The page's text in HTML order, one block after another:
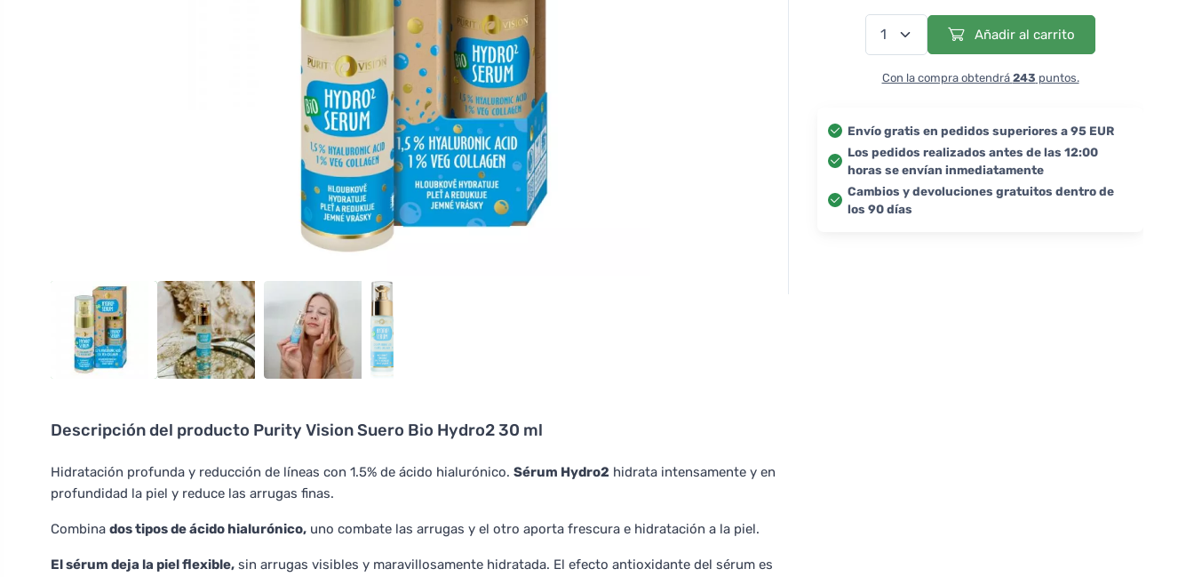
Descripción del producto Purity Vision Suero Bio Hydro2 30 ml
Hidratación profunda y reducción de líneas con 1.5% de ácido hialurónico. Sérum Hydro2 hidrata intensamente y en
profundidad la piel y reduce las arrugas finas.
Combina dos tipos de ácido hialurónico, uno combate las arrugas y el otro aporta frescura e hidratación a la piel.
El sérum deja la piel flexible, sin arrugas visibles y maravillosamente hidratada. El efecto antioxidante del sérum es
Añadir al carrito
Con la compra obtendrá 243 puntos.
Envío gratis en pedidos superiores a 95 EUR
Los pedidos realizados antes de las 12:00
horas se envían inmediatamente
Cambios y devoluciones gratuitos dentro de
los 90 días